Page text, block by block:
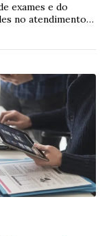
exames e do
no atendimento à